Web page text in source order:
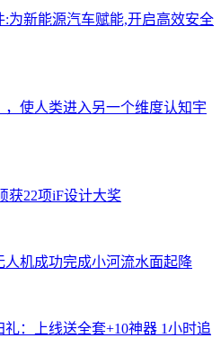
为新能源汽车赋能,开启高效安全
，使人类进入另一个维度认知宇
获22项iF设计大奖
人机成功完成小河流水面起降
礼：上线送全套+10神器 1小时追